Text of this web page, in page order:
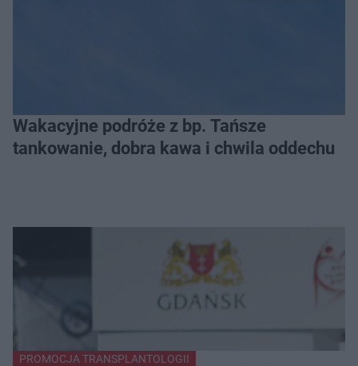
Wakacyjne podróże z bp. Tańsze
tankowanie, dobra kawa i chwila oddechu
PROMOCJA TRANSPLANTOLOGII